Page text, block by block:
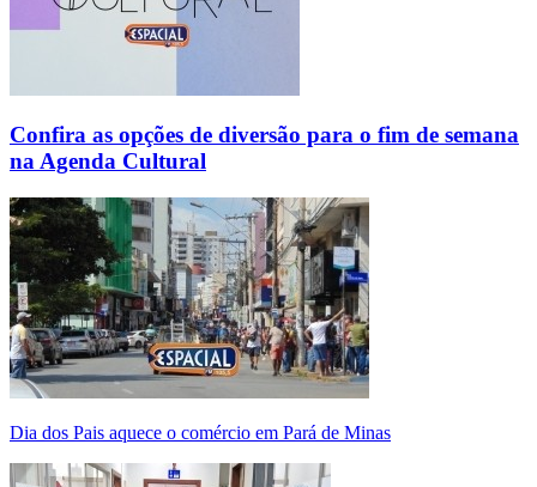
Confira as opções de diversão para o fim de semana
na Agenda Cultural
Dia dos Pais aquece o comércio em Pará de Minas